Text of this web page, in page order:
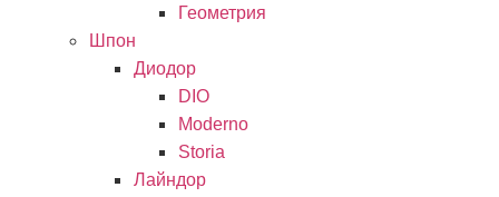
Геометрия
Шпон
Диодор
DIO
Moderno
Storia
Лайндор